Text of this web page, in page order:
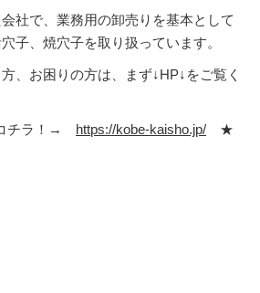
社で、業務用の卸売りを基本として
子、焼穴子を取り扱っています。
、お困りの方は、まず↓HP↓をご覧く
チラ！→ https://kobe-kaisho.jp/ ★